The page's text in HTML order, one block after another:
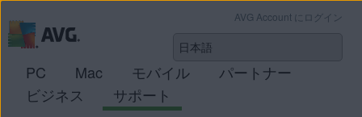
AVG Account にログイン
PC Mac モバイル
パートナー
ビジネス
サポート